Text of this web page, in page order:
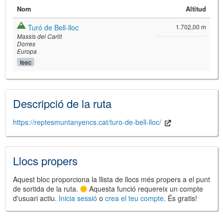
©Leaflet
and its contributors
© Institut Cartogràfic i Geològic de
Nom Altitud
Turó de Bell-lloc
Massís del Carlit
Dorres
Europa
feec
1.702,00 m
Descripció de la ruta
https://reptesmuntanyencs.cat/turo-de-bell-lloc/
Llocs propers
Aquest bloc proporciona la llista de llocs més propers a el punt
de sortida de la ruta.
Aquesta funció requereix un compte
d'usuari actiu. Inicia sessió o crea el teu compte. És gratis!